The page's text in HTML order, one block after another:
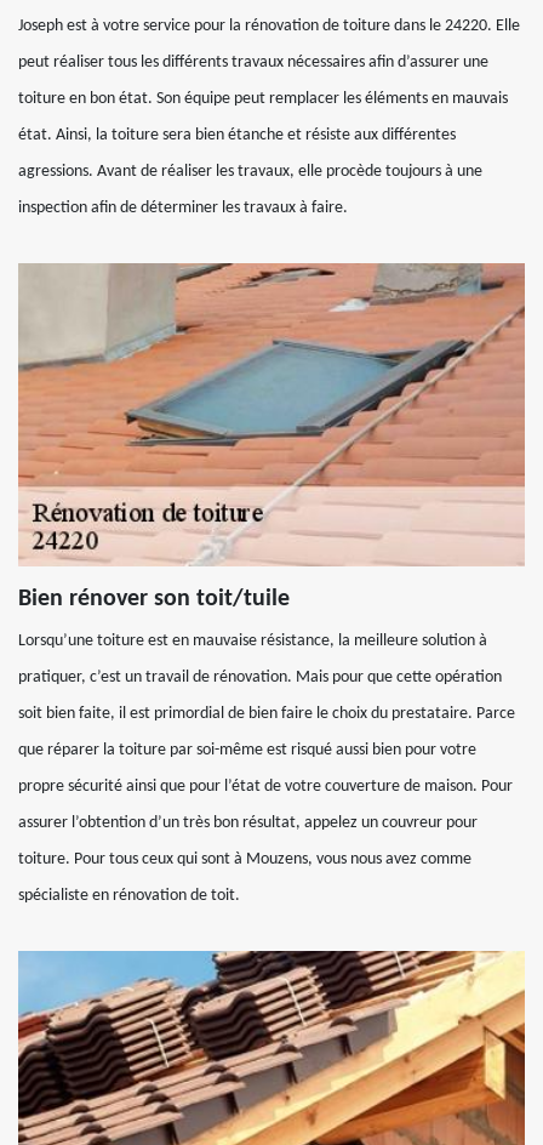
Joseph est à votre service pour la rénovation de toiture dans le 24220. Elle
peut réaliser tous les différents travaux nécessaires afin d’assurer une
toiture en bon état. Son équipe peut remplacer les éléments en mauvais
état. Ainsi, la toiture sera bien étanche et résiste aux différentes
agressions. Avant de réaliser les travaux, elle procède toujours à une
inspection afin de déterminer les travaux à faire.
Bien rénover son toit/tuile
Lorsqu’une toiture est en mauvaise résistance, la meilleure solution à
pratiquer, c’est un travail de rénovation. Mais pour que cette opération
soit bien faite, il est primordial de bien faire le choix du prestataire. Parce
que réparer la toiture par soi-même est risqué aussi bien pour votre
propre sécurité ainsi que pour l’état de votre couverture de maison. Pour
assurer l’obtention d’un très bon résultat, appelez un couvreur pour
toiture. Pour tous ceux qui sont à Mouzens, vous nous avez comme
spécialiste en rénovation de toit.